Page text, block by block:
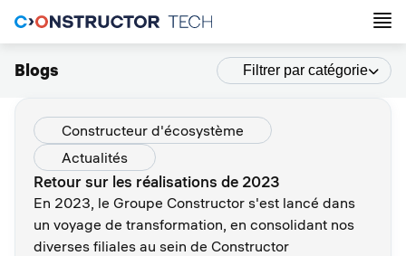
Blogs Filtrer par catégorie
Constructeur d'écosystème
Actualités
Retour sur les réalisations de 2023
En 2023, le Groupe Constructor s'est lancé dans
un voyage de transformation, en consolidant nos
diverses filiales au sein de Constructor